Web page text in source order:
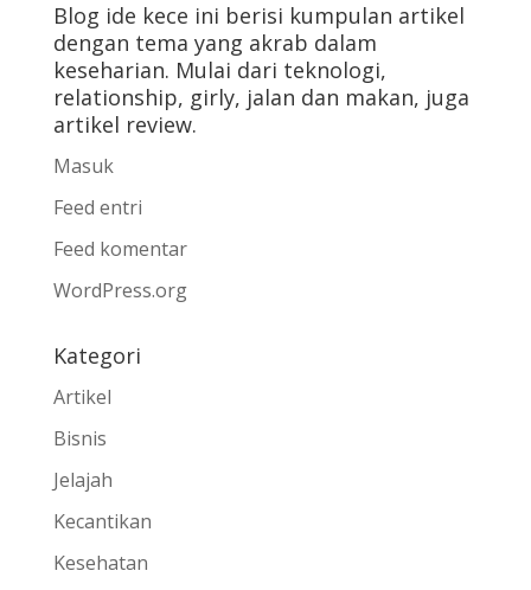
Blog ide kece ini berisi kumpulan artikel
dengan tema yang akrab dalam
keseharian. Mulai dari teknologi,
relationship, girly, jalan dan makan, juga
artikel review.
Masuk
Feed entri
Feed komentar
WordPress.org
Kategori
Artikel
Bisnis
Jelajah
Kecantikan
Kesehatan